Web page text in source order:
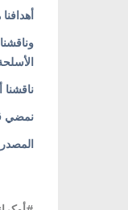
ناقشنا
نمضي
المصدر: